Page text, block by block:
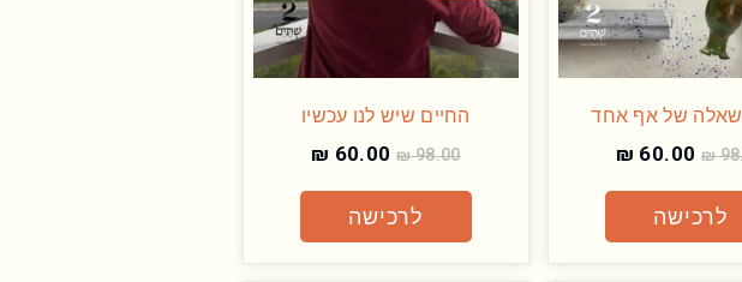
של אף אחד
₪
₪ 60.00
לרכישה
החיים שיש לנו עכשיו
₪98.00
₪ 60.00
לרכישה